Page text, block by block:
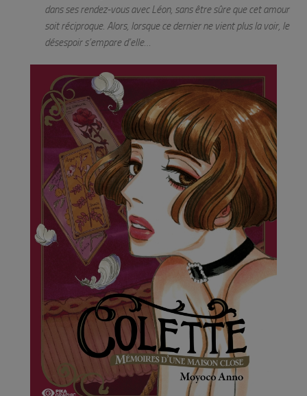
dans ses rendez-vous avec Léon, sans être sûre que cet amour
soit réciproque. Alors, lorsque ce dernier ne vient plus la voir, le
désespoir s’empare d’elle…